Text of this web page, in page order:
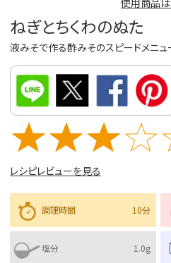
使用商品は
ねぎとちくわのぬた
液みそで作る酢みそのスピードメニュ
レシピレビューを見る
調理時間 10分
塩分 1.0g